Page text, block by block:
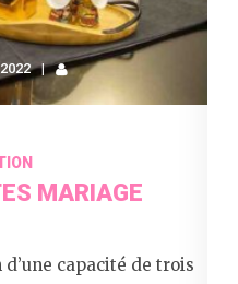
MARIAGE
capacité de trois